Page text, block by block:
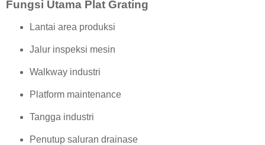
Fungsi Utama Plat Grating
Lantai area produksi
Jalur inspeksi mesin
Walkway industri
Platform maintenance
Tangga industri
Penutup saluran drainase